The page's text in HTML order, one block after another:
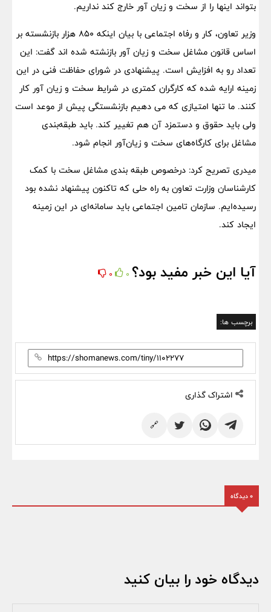
بتواند اینها را از سخت و زیان آور خارج کند نداریم.
وزیر تعاون، کار و رفاه اجتماعی با بیان اینکه 850 هزار بازنشسته بر
اساس قانون مشاغل سخت و زیان آور بازنشته شده اند گفت: این
تعداد رو به افزایش است. پیشنهادی در شورای حفاظت فنی در این
زمینه ارایه شده که کارگران کمتری در شرایط سخت و زیان آور کار
کنند. ما تنها امتیازی که می دهیم بازنشستگی پیش از موعد است
ولی باید حقوق و دستمزد آن هم تغییر کند. باید طبقه‌بندی
مشاغل برای کارگاه‌های سخت و زیان‌آور انجام شود.
میدری تصریح کرد: درخصوص طبقه بندی مشاغل سخت با کمک
کارشناسان وزارت تعاون به راه حلی که تاکنون پیشنهاد نشده بود
رسیده‌ایم. سازمان تامین اجتماعی باید سامانه‌ای در این زمینه
ایجاد کند.
آیا این خبر مفید بود؟ 0
0
برچسب ها:
اشتراک گذاری
🔗
0 دیدگاه
دیدگاه خود را بیان کنید